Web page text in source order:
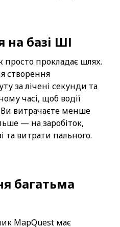
базі ШІ
просто прокладає шлях.
створення
за лічені секунди та
часі, щоб водії
Ви витрачаєте менше
— на заробіток,
та витрати пального.
багатьма
MapQuest має